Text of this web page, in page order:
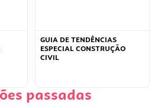
GUIA DE TENDÊNCIAS
ESPECIAL CONSTRUÇÃO
CIVIL
passadas